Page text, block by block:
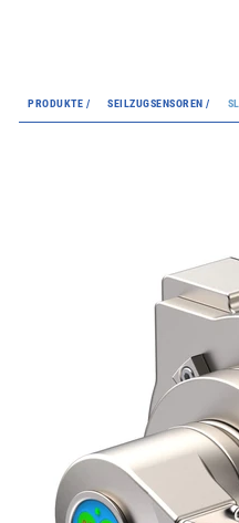
PRODUKTE / SEILZUGSENSOREN /